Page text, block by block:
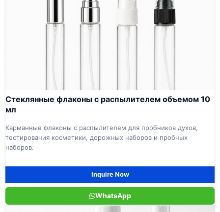
Стеклянные флаконы с распылителем объемом 10
мл
Карманные флаконы с распылителем для пробников духов,
тестирования косметики, дорожных наборов и пробных
наборов.
Inquire Now
WhatsApp